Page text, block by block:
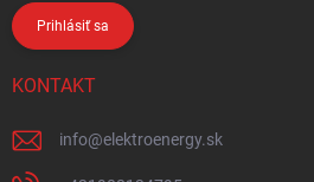
Prihlásiť sa
KONTAKT
info@elektroenergy.sk